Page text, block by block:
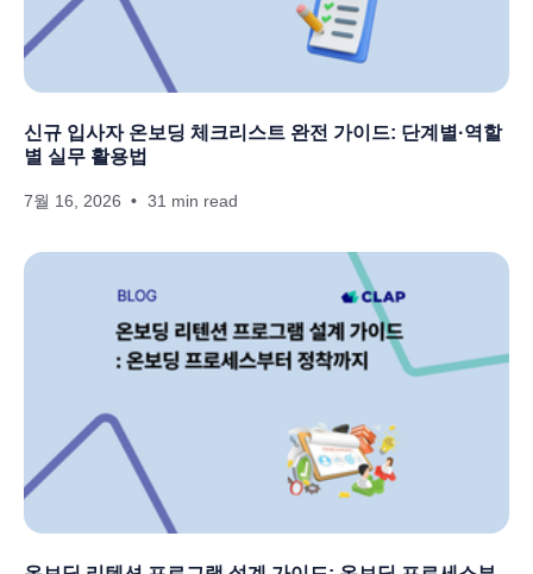
신규 입사자 온보딩 체크리스트 완전 가이드: 단계별·역할
별 실무 활용법
7월 16, 2026 31 min read